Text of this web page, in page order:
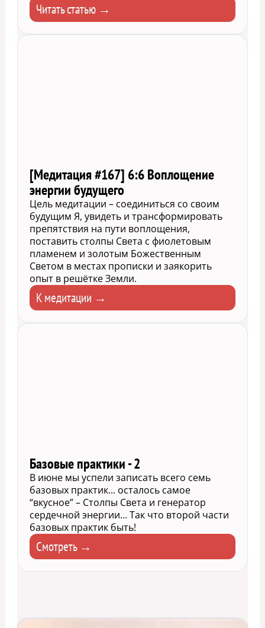
Читать статью →
[Медитация #167] 6:6 Воплощение
энергии будущего
Цель медитации – соединиться со своим
будущим Я, увидеть и трансформировать
препятствия на пути воплощения,
поставить столпы Света с фиолетовым
пламенем и золотым Божественным
Светом в местах прописки и заякорить
опыт в решётке Земли.
К медитации →
Базовые практики - 2
В июне мы успели записать всего семь
базовых практик... осталось самое
“вкусное” – Столпы Света и генератор
сердечной энергии… Так что второй части
базовых практик быть!
Смотреть →